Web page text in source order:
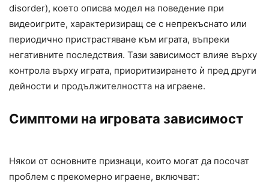
disorder), което описва модел на поведение при
видеоигрите, характеризиращ се с непрекъснато или
периодично пристрастяване към играта, въпреки
негативните последствия. Тази зависимост влияе върху
контрола върху играта, приоритизирането ѝ пред други
дейности и продължителността на играене.
Симптоми на игровата зависимост
Някои от основните признаци, които могат да посочат
проблем с прекомерно играене, включват: